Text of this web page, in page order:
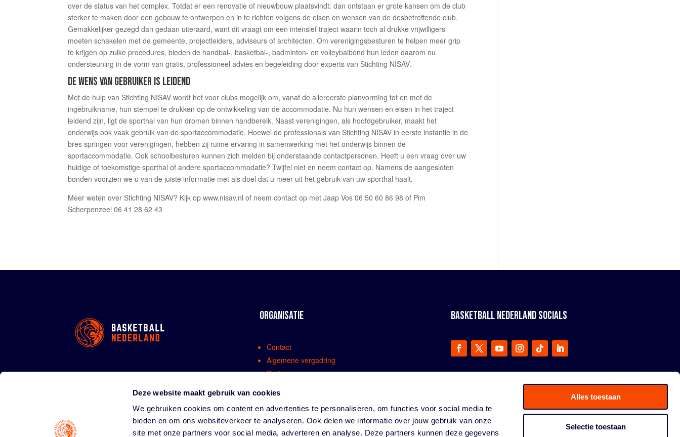
Deze website maakt gebruik van cookies
We gebruiken cookies om content en advertenties te personaliseren, om functies voor social media te
bieden en om ons websiteverkeer te analyseren. Ook delen we informatie over jouw gebruik van onze
site met onze partners voor social media, adverteren en analyse. Deze partners kunnen deze gegevens
Alles toestaan
Selectie toestaan
over de status van het complex. Totdat er een renovatie of nieuwbouw plaatsvindt: dan ontstaan er grote kansen om de club
sterker te maken door een gebouw te ontwerpen en in te richten volgens de eisen en wensen van de desbetreffende club.
Gemakkelijker gezegd dan gedaan uiteraard, want dit vraagt om een intensief traject waarin toch al drukke vrijwilligers
moeten schakelen met de gemeente, projectleiders, adviseurs of architecten. Om verenigingsbesturen te helpen meer grip
te krijgen op zulke procedures, bieden de handbal-, basketbal-, badminton- en volleybalbond hun leden daarom nu
ondersteuning in de vorm van gratis, professioneel advies en begeleiding door experts van Stichting NISAV.
DE WENS VAN GEBRUIKER IS LEIDEND
Met de hulp van Stichting NISAV wordt het voor clubs mogelijk om, vanaf de allereerste planvorming tot en met de
ingebruikname, hun stempel te drukken op de ontwikkeling van de accommodatie. Nu hun wensen en eisen in het traject
leidend zijn, ligt de sporthal van hun dromen binnen handbereik. Naast verenigingen, als hoofdgebruiker, maakt het
onderwijs ook vaak gebruik van de sportaccommodatie. Hoewel de professionals van Stichting NISAV in eerste instantie in de
bres springen voor verenigingen, hebben zij ruime ervaring in samenwerking met het onderwijs binnen de
sportaccommodatie. Ook schoolbesturen kunnen zich melden bij onderstaande contactpersonen. Heeft u een vraag over uw
huidige of toekomstige sporthal of andere sportaccommodatie? Twijfel niet en neem contact op. Namens de aangesloten
bonden voorzien we u van de juiste informatie met als doel dat u meer uit het gebruik van uw sporthal haalt.
Meer weten over Stichting NISAV? Kijk op www.nisav.nl of neem contact op met Jaap Vos 06 50 60 86 98 of Pim
Scherpenzeel 06 41 28 62 43
ORGANISATIE
Contact
Algemene vergadring
Bestuur
Bondsreglementen
Klachtenregeling
BASKETBALL NEDERLAND SOCIALS